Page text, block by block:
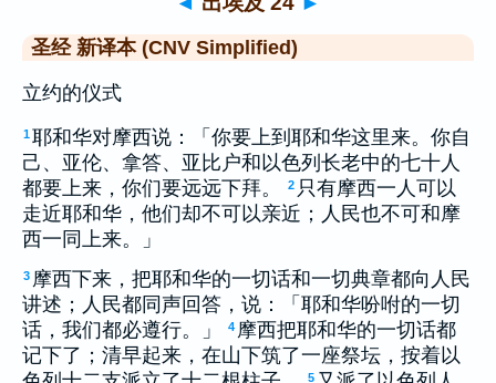
圣经 新译本 (CNV Simplified)
立约的仪式
1耶和华对摩西说：「你要上到耶和华这里来。你自
己、亚伦、拿答、亚比户和以色列长老中的七十人
都要上来，你们要远远下拜。
2 只有摩西一人可以
走近耶和华，他们却不可以亲近；人民也不可和摩
西一同上来。」
3 摩西下来，把耶和华的一切话和一切典章都向人民
讲述；人民都同声回答，说：「耶和华吩咐的一切
话，我们都必遵行。」
4 摩西把耶和华的一切话都
记下了；清早起来，在山下筑了一座祭坛，按着以
5